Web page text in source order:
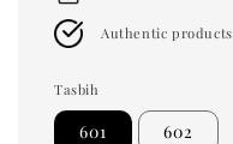
Authentic products
Tasbih
601 602